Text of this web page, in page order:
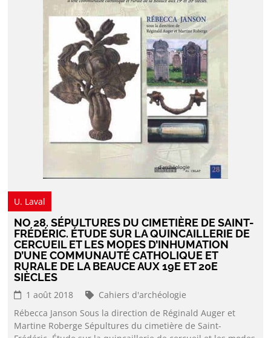
U. Laval
NO 28. SÉPULTURES DU CIMETIÈRE DE SAINT-
FRÉDÉRIC. ÉTUDE SUR LA QUINCAILLERIE DE
CERCUEIL ET LES MODES D’INHUMATION
D’UNE COMMUNAUTÉ CATHOLIQUE ET
RURALE DE LA BEAUCE AUX 19E ET 20E
SIÈCLES
1 août 2018
Cahiers d'archéologie
Rébecca Janson Sous la direction de Réginald Auger et
Martine Roberge Sépultures du cimetière de Saint-